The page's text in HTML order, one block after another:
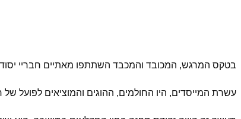
בטקס המרגש, המכובד והמכבד השתתפו מאתיים חבריי יסוד
עשרת המייסדים, היו החולמים, ההוגים והמוציאים לפועל